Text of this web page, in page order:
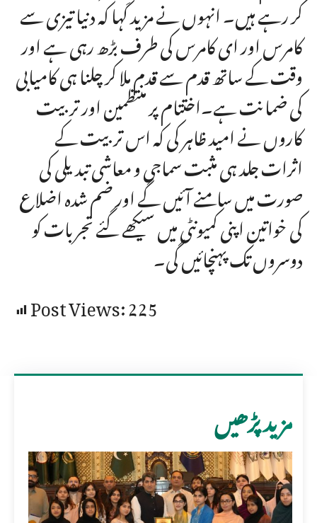
کر رہے ہیں۔ انہوں نے مزید کہا کہ دنیا تیزی سے
کامرس اور ای کامرس کی طرف بڑھ رہی ہے اور
وقت کے ساتھ قدم سے قدم ملا کر چلنا ہی کامیابی
کی ضمانت ہے۔اختتام پر منتظمین اور تربیت
کاروں نے امید ظاہر کی کہ اس تربیت کے
اثرات جلد ہی مثبت سماجی و معاشی تبدیلی کی
صورت میں سامنے آئیں گے اور ضم شدہ اضلاع
کی خواتین اپنی کمیونٹی میں سیکھے گئے تجربات کو
دوسروں تک پہنچائیں گی۔
Post Views:225
مزید پڑھیں